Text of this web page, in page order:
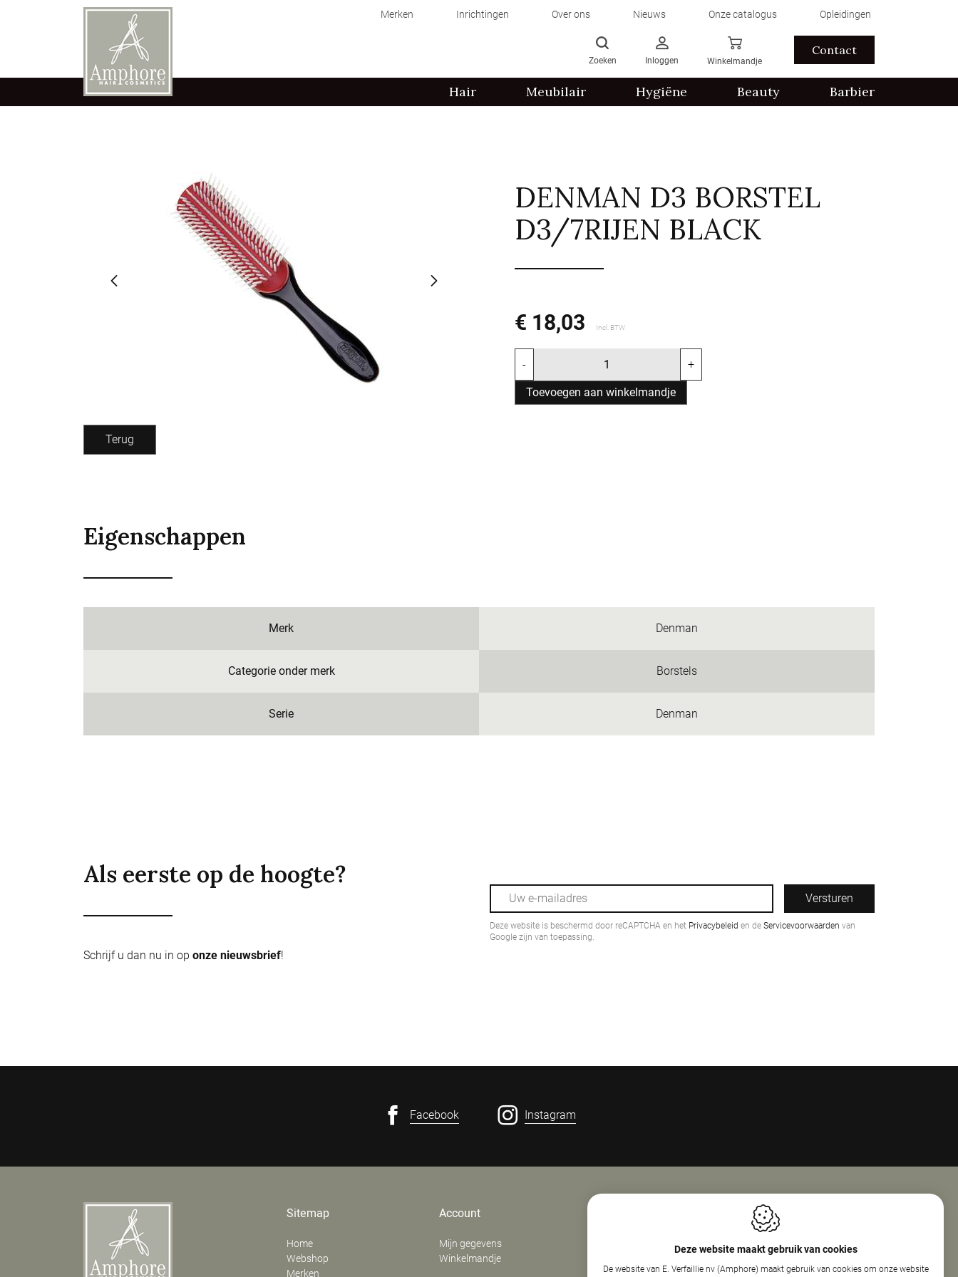
Merken Inrichtingen Over ons Nieuws Onze catalogus Opleidingen
Zoeken Inloggen Winkelmandje
Contact
Hair Meubilair Hygiëne Beauty Barbier
DENMAN D3 BORSTEL
D3/7RIJEN BLACK
€ 18,03 Incl. BTW
- +
Toevoegen aan winkelmandje
Terug
Eigenschappen
Merk Denman
Categorie onder merk Borstels
Serie Denman
Als eerste op de hoogte?
Schrijf u dan nu in op onze nieuwsbrief!
Versturen
Deze website is beschermd door reCAPTCHA en het Privacybeleid en de Servicevoorwaarden van
Google zijn van toepassing.
Facebook Instagram
Sitemap
Home
Webshop
Merken
Account
Mijn gegevens
Winkelmandje
E. Verfaillie Nv (Amphore)
8800 Roeselare
Openingsuren
Maandag
08:00 - 18:00
Dinsdag
13:30 - 17:30
Deze website maakt gebruik van cookies
De website van E. Verfaillie nv (Amphore) maakt gebruik van cookies om onze website